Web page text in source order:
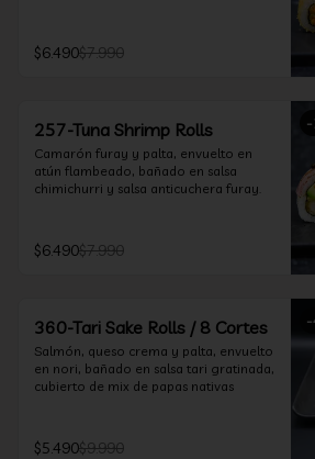
$6.490$7.990
-
257-Tuna Shrimp Rolls
Camarón furay y palta, envuelto en
atún flambeado, bañado en salsa
chimichurri y salsa anticuchera furay.
$6.490$7.990
-
360-Tari Sake Rolls / 8 Cortes
Salmón, queso crema y palta, envuelto
en nori, bañado en salsa tari gratinada,
cubierto de mix de papas nativas
$5.490$9.990